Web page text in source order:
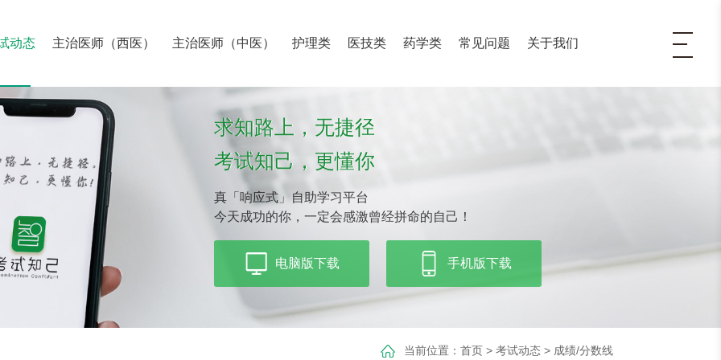
动态 主治医师（西医） 主治医师（中医） 护理类 医技类 药学类 常见问题 关于我们
求知路上，无捷径
考试知己，更懂你
真「响应式」自助学习平台
今天成功的你，一定会感激曾经拼命的自己！
电脑版下载 手机版下载
当前位置： 首页> 考试动态> 成绩/分数线